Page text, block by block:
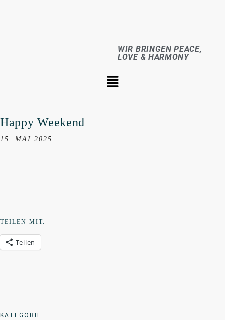
WIR BRINGEN PEACE,
LOVE & HARMONY
Happy Weekend
15. MAI 2025
TEILEN MIT:
Teilen
KATEGORIE